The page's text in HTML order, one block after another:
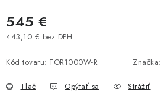
545 €
443,10 € bez DPH
Kód tovaru: TOR1000W-R Značka:
Tlač Opýtať sa Strážiť